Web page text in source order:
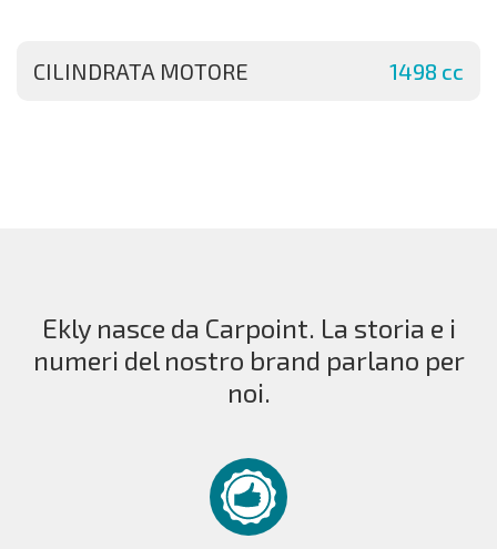
CILINDRATA MOTORE 1498 cc
Ekly nasce da Carpoint. La storia e i
numeri del nostro brand parlano per
noi.